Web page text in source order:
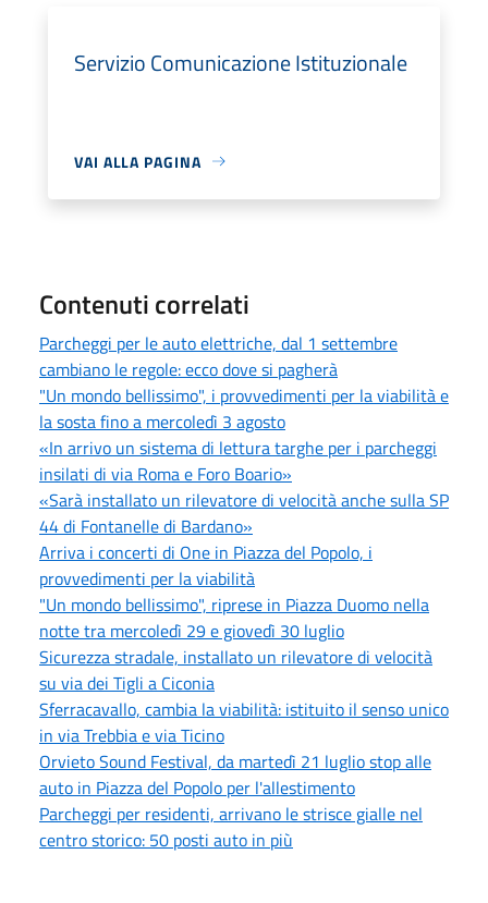
Servizio Comunicazione Istituzionale
VAI ALLA PAGINA
Contenuti correlati
Parcheggi per le auto elettriche, dal 1 settembre
cambiano le regole: ecco dove si pagherà
"Un mondo bellissimo", i provvedimenti per la viabilità e
la sosta fino a mercoledì 3 agosto
«In arrivo un sistema di lettura targhe per i parcheggi
insilati di via Roma e Foro Boario»
«Sarà installato un rilevatore di velocità anche sulla SP
44 di Fontanelle di Bardano»
Arriva i concerti di One in Piazza del Popolo, i
provvedimenti per la viabilità
"Un mondo bellissimo", riprese in Piazza Duomo nella
notte tra mercoledì 29 e giovedì 30 luglio
Sicurezza stradale, installato un rilevatore di velocità
su via dei Tigli a Ciconia
Sferracavallo, cambia la viabilità: istituito il senso unico
in via Trebbia e via Ticino
Orvieto Sound Festival, da martedì 21 luglio stop alle
auto in Piazza del Popolo per l'allestimento
Parcheggi per residenti, arrivano le strisce gialle nel
centro storico: 50 posti auto in più